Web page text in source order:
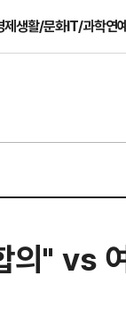
제생활/문화IT/과학연
의" vs